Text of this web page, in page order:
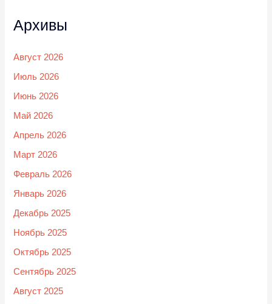
Архивы
Август 2026
Июль 2026
Июнь 2026
Май 2026
Апрель 2026
Март 2026
Февраль 2026
Январь 2026
Декабрь 2025
Ноябрь 2025
Октябрь 2025
Сентябрь 2025
Август 2025